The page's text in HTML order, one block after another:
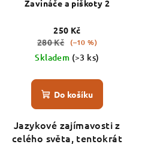
Zavináče a piškoty 2
250 Kč
280 Kč
(–10 %)
Skladem (>3 ks)
Do košíku
Jazykové zajímavosti z
celého světa, tentokrát